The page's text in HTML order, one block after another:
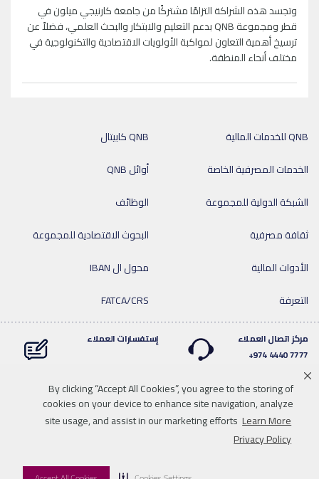
By clicking “Accept All Cookies”, you agree to the storing of
cookies on your device to enhance site navigation, analyze
site usage, and assist in our marketing efforts Learn More
Privacy Policy
وتجسد هذه الشراكة التزامًا مشتركًا من جامعة كارنيجي ميلون في
قطر ومجموعة QNB بدعم التعليم والابتكار والبحث العلمي، فضلاً عن
ترسيخ أهمية التعاون لمواكبة الأولويات الاقتصادية والتكنولوجية في
مختلف أنحاء المنطقة.
QNB كابيتال
QNB للخدمات المالية
أوائل QNB
الخدمات المصرفية الخاصة
الوظائف
الشبكة الدولية للمجموعة
البحوث الاقتصادية للمجموعة
ثقافة مصرفية
محول ال IBAN
الأدوات المالية
FATCA/CRS
التعرفة
مركز اتصال العملاء
7777 4440 974+
إستفسارات العملاء
LinkedinInstagramfacebookWhatsapp
twitteryoutube
للاتصال بنا تحميل الوسائط خريطة الموقع سياسة الخصوصية